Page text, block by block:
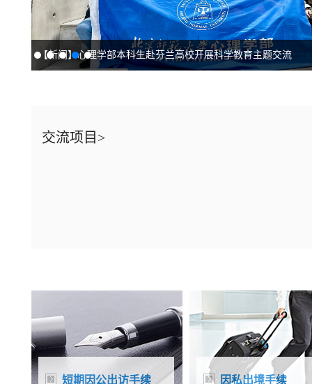
【新闻】密歇根大学Kevin Miller教授访问北京师范大学心理学
交流项目>
短期因公出访手续 因私出境手续